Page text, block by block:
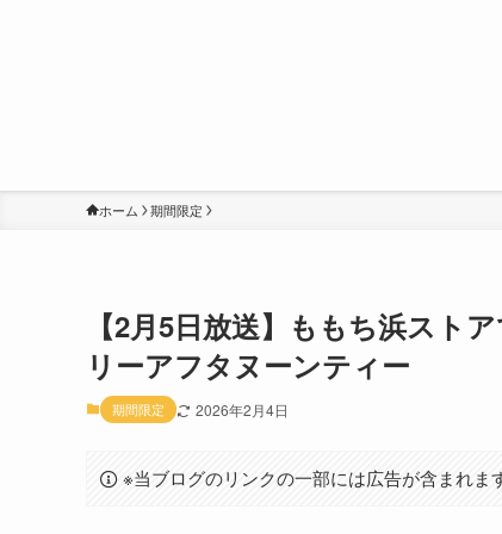
ホーム 期間限定
【2月5日放送】ももち浜スト
リーアフタヌーンティー
期間限定 2026年2月4日
※当ブログのリンクの一部には広告が含まれます